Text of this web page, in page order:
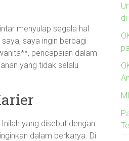
menyulap segala hal
saya, saya ingin berbagi
pencapaian dalam
yang tidak selalu
yang disebut dengan
dalam berkarya. Di
di